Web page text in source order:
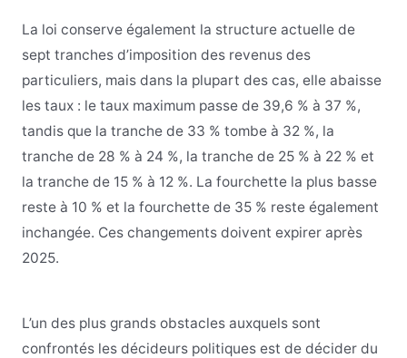
La loi conserve également la structure actuelle de
sept tranches d’imposition des revenus des
particuliers, mais dans la plupart des cas, elle abaisse
les taux : le taux maximum passe de 39,6 % à 37 %,
tandis que la tranche de 33 % tombe à 32 %, la
tranche de 28 % à 24 %, la tranche de 25 % à 22 % et
la tranche de 15 % à 12 %. La fourchette la plus basse
reste à 10 % et la fourchette de 35 % reste également
inchangée. Ces changements doivent expirer après
2025.
L’un des plus grands obstacles auxquels sont
confrontés les décideurs politiques est de décider du